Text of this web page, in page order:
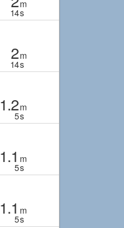
m
14s
2m
14s
1.2m
5s
1.1 m
5s
1.1 m
5s